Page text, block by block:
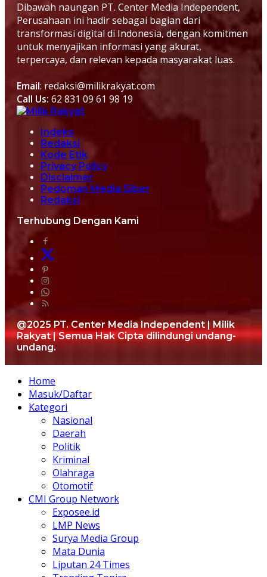
Dibawah naungan PT. Center Media Independent,
Perusahaan ini hadir sebagai bagian dari
transformasi digital di Indonesia, dengan komitmen
untuk menyajikan informasi yang akurat,
terpercaya, dan relevan kepada masyarakat luas.
Email: redaksi@milikrakyat.com
Call Us: 62 831 09 61 98 19
Indeks
Redaksi
Kode Etik
Privacy Policy
Disclaimer
Pedoman Media Siber
Redaksi
Terhubung Dengan Kami
@2025 PT. Center Media Independent | Milik
Rakyat | Semua Hak Cipta dilindungi undang-
undang.
Home
Masuk/Daftar
Kategori
Nasional
Daerah
Politik
Kriminal
Olahraga
Otomotif
CMI Group Network
Exposee.id
LMP News
Surya Media Group
Mata Dunia
Liputan 24 Times